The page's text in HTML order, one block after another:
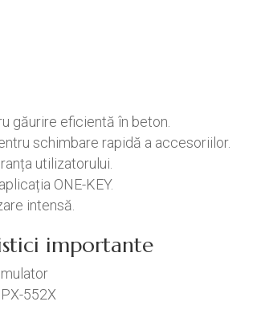
găurire eficientă în beton.
schimbare rapidă a accesoriilor.
utilizatorului.
ONE-KEY.
intensă.
importante
552X